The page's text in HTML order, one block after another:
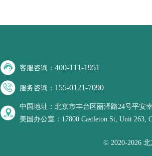
客服咨询：400-111-1951
服务咨询： 155-0121-7090
中国地址：北京市丰台区丽泽路24号平安
美国办公室：17800 Castleton St, Unit 263,
© 2020-2026